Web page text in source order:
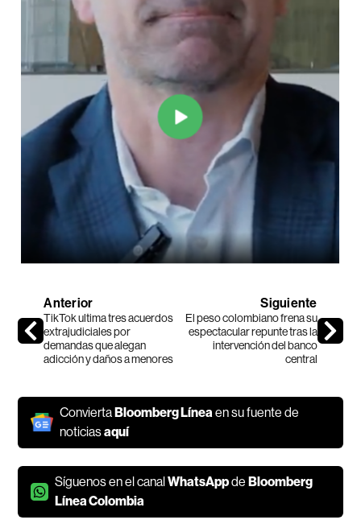
Anterior
TikTok ultima tres acuerdos
extrajudiciales por
demandas que alegan
adicción y daños a menores
Siguiente
El peso colombiano frena su
espectacular repunte tras la
intervención del banco
central
ConviertaBloomberg Línea en su fuente de
noticiasaquí
Síguenos en el canalWhatsAppdeBloomberg
Línea Colombia